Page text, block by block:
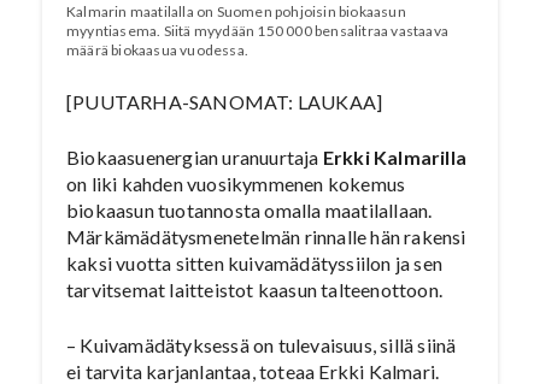
Kalmarin maatilalla on Suomen pohjoisin biokaasun
myyntiasema. Siitä myydään 150 000 bensalitraa vastaava
määrä biokaasua vuodessa.
[PUUTARHA-SANOMAT: LAUKAA]
Biokaasuenergian uranuurtaja Erkki Kalmarilla
on liki kahden vuosikymmenen kokemus
biokaasun tuotannosta omalla maatilallaan.
Märkämädätysmenetelmän rinnalle hän rakensi
kaksi vuotta sitten kuivamädätyssiilon ja sen
tarvitsemat laitteistot kaasun talteenottoon.
– Kuivamädätyksessä on tulevaisuus, sillä siinä
ei tarvita karjanlantaa, toteaa Erkki Kalmari.